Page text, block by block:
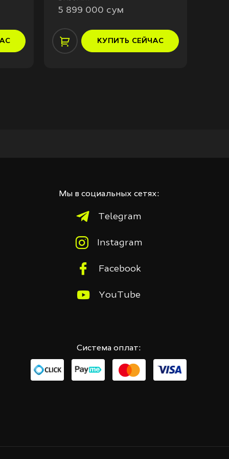
5 899 000 сум
КУПИТЬ СЕЙЧАС
Мы в социальных сетях:
Telegram
Instagram
Facebook
YouTube
Система оплат: